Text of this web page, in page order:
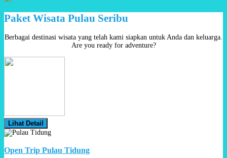
Paket Wisata Pulau Seribu
Berbagai destinasi wisata yang telah kami siapkan untuk Anda dan keluarga.
Are you ready for adventure?
Lihat Detail
Open Trip Pulau Tidung